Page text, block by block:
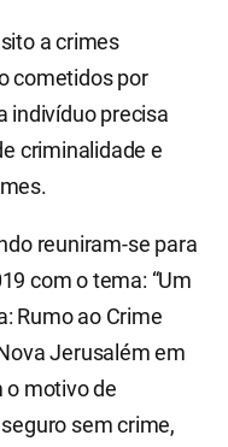
a crimes
cometidos por
indivíduo precisa
criminalidade e
reuniram-se para
com o tema: “Um
Rumo ao Crime
Jerusalém em
o motivo de
sem crime,